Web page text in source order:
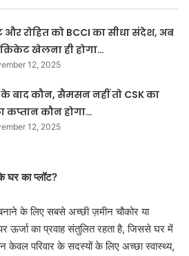
और रोहित को BCCI का सीधा संदेश, अब
खेलना ही होगा…
12, 2025
के बाद कौन, सैमसन नहीं तो CSK का
कप्तान कौन होगा…
12, 2025
घर का प्लॉट?
के लिए सबसे अच्छी ज़मीन चौकोर या
ऊर्जा का प्रवाह संतुलित रहता है, जिससे घर में
केवल परिवार के सदस्यों के लिए अच्छा स्वास्थ्य,